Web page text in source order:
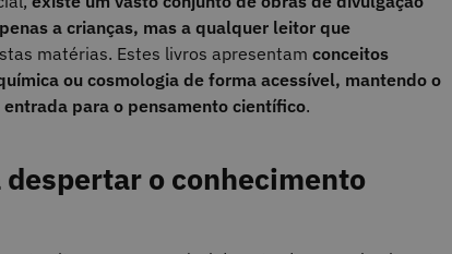
a crianças, mas a qualquer leitor que
matérias. Estes livros apresentam conceitos
ou cosmologia de forma acessível, mantendo o
para o pensamento científico.
o conhecimento